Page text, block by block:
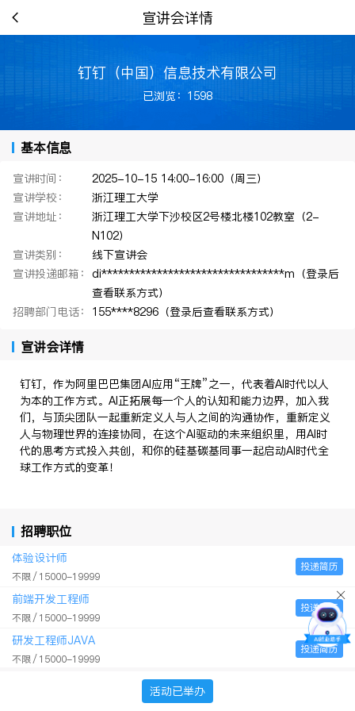
宣讲会详情
钉钉（中国）信息技术有限公司
已浏览：1598
基本信息
宣讲时间：
2025-10-15 14:00-16:00（周三）
宣讲学校：
浙江理工大学
宣讲地址：
浙江理工大学下沙校区2号楼北楼102教室（2-
N102）
宣讲类别：
线下宣讲会
宣讲投递邮箱： di*********************************m（登录后
查看联系方式）
招聘部门电话： 155****8296（登录后查看联系方式）
宣讲会详情
钉钉，作为阿里巴巴集团AI应用“王牌”之一，代表着AI时代以人
为本的工作方式。AI正拓展每一个人的认知和能力边界，加入我
们，与顶尖团队一起重新定义人与人之间的沟通协作，重新定义
人与物理世界的连接协同，在这个AI驱动的未来组织里，用AI时
代的思考方式投入共创，和你的硅基碳基同事一起启动AI时代全
球工作方式的变革！
招聘职位
体验设计师
不限 15000-19999
投递简历
前端开发工程师
不限 15000-19999
投递简历
研发工程师JAVA
不限 15000-19999
投递简历
客户端开发工程师-Android
活动已举办